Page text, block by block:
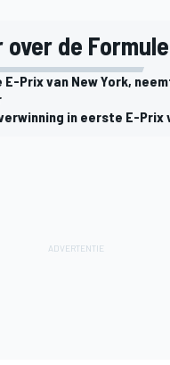
de
Prix van New York,
in eerste E-Prix